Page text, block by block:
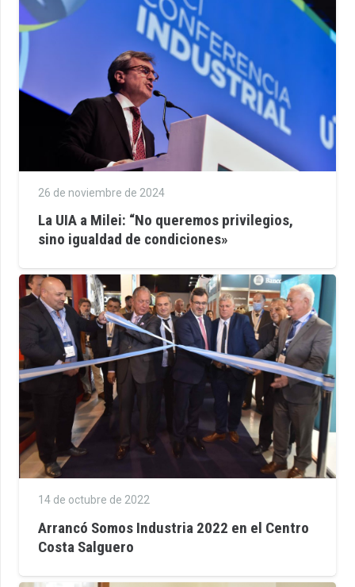
26 de noviembre de 2024
La UIA a Milei: “No queremos privilegios,
sino igualdad de condiciones»
14 de octubre de 2022
Arrancó Somos Industria 2022 en el Centro
Costa Salguero